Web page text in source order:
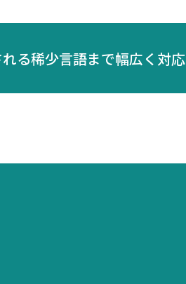
る稀少言語まで幅広く対応